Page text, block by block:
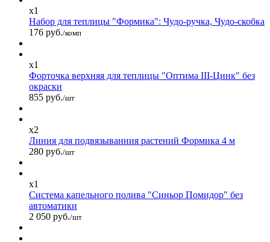
x1
Набор для теплицы "Формика": Чудо-ручка, Чудо-скобка
176 руб./комп
x1
Форточка верхняя для теплицы "Оптима III-Цинк" без
окраски
855 руб./шт
x2
Линия для подвязыванния растений Формика 4 м
280 руб./шт
x1
Система капельного полива "Синьор Помидор" без
автоматики
2 050 руб./шт